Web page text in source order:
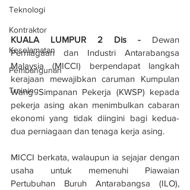
Teknologi
Kontraktor
Keselamatan
Pembangunan
Training
KUALA LUMPUR 2 Dis - Dewan
Perniagaan dan Industri Antarabangsa
Malaysia (MICCI) berpendapat langkah
kerajaan mewajibkan caruman Kumpulan
Wang Simpanan Pekerja (KWSP) kepada
pekerja asing akan menimbulkan cabaran
ekonomi yang tidak diingini bagi kedua-
dua perniagaan dan tenaga kerja asing.
MICCI berkata, walaupun ia sejajar dengan
usaha untuk memenuhi Piawaian
Pertubuhan Buruh Antarabangsa (ILO),